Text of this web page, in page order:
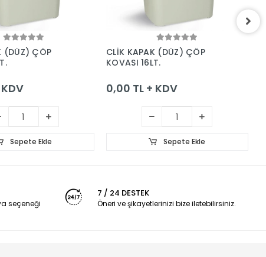
Sepete Ekle
(DÜZ) ÇÖP
Sepete Ekle
Sepete Ekle
CLİK KAPAK (DÜZ) ÇÖP
KOVASI 16LT.
0,00 TL + KDV
Sepete Ekle
seçeneği
7 / 24 DESTEK
Öneri ve şikayetlerinizi bize iletebilirsiniz.